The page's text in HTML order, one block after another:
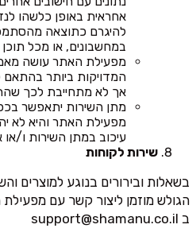
אחראית באופן כלשהו
להיגרם כתוצאה
במחשבונים, או מכל
מפעילת האתר עושה
המדויקות ביותר בהתאם
אך לא מתחייבת לכך
מתן השירות יתאפשר
מפעילת האתר והיא לא
עיכוב במתן השירות ו/
שירות לקוחות
בשאלות ובירורים בנוגע למוצרים
הגולש מוזמן ליצור קשר עם
ב support@shamanu.co.il